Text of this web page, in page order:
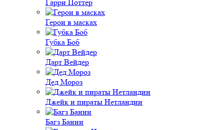
Гарри Поттер
Герои в масках
Губка Боб
Дарт Вейдер
Дед Мороз
Джейк и пираты Нетландии
Багз Банни